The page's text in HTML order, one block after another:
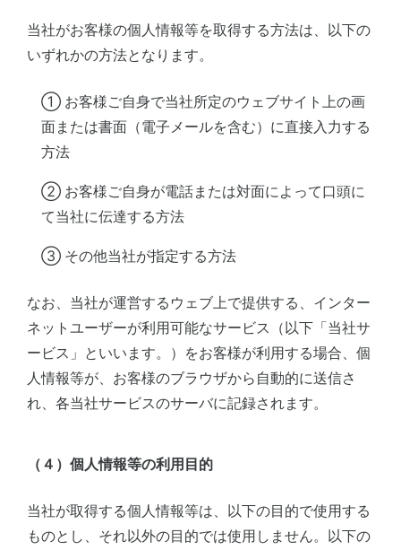
当社がお客様の個人情報等を取得する方法は、以下の
いずれかの方法となります。
① お客様ご自身で当社所定のウェブサイト上の画
面または書面（電子メールを含む）に直接入力する
方法
② お客様ご自身が電話または対面によって口頭に
て当社に伝達する方法
③ その他当社が指定する方法
なお、当社が運営するウェブ上で提供する、インター
ネットユーザーが利用可能なサービス（以下「当社サ
ービス」といいます。）をお客様が利用する場合、個
人情報等が、お客様のブラウザから自動的に送信さ
れ、各当社サービスのサーバに記録されます。
（４）個人情報等の利用目的
当社が取得する個人情報等は、以下の目的で使用する
ものとし、それ以外の目的では使用しません。以下の